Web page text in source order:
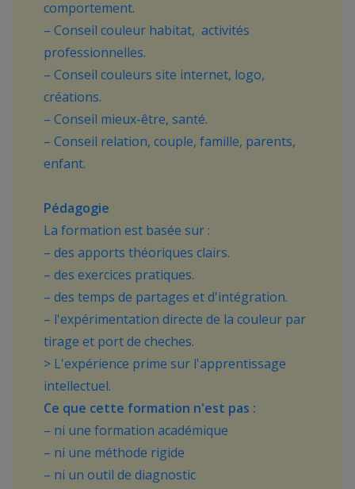
comportement.
– Conseil couleur habitat, activités
professionnelles.
– Conseil couleurs site internet, logo,
créations.
– Conseil mieux-être, santé.
– Conseil relation, couple, famille, parents,
enfant.
Pédagogie
La formation est basée sur :
– des apports théoriques clairs.
– des exercices pratiques.
– des temps de partages et d'intégration.
– l'expérimentation directe de la couleur par
tirage et port de cheches.
> L'expérience prime sur l'apprentissage
intellectuel.
Ce que cette formation n'est pas :
– ni une formation académique
– ni une méthode rigide
– ni un outil de diagnostic